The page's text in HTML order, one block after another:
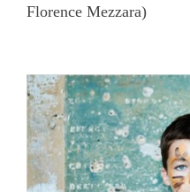
Florence Mezzara)